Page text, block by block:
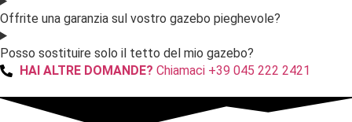
Offrite una garanzia sul vostro gazebo pieghevole?
Posso sostituire solo il tetto del mio gazebo?
HAI ALTRE DOMANDE? Chiamaci +39 045 222 2421